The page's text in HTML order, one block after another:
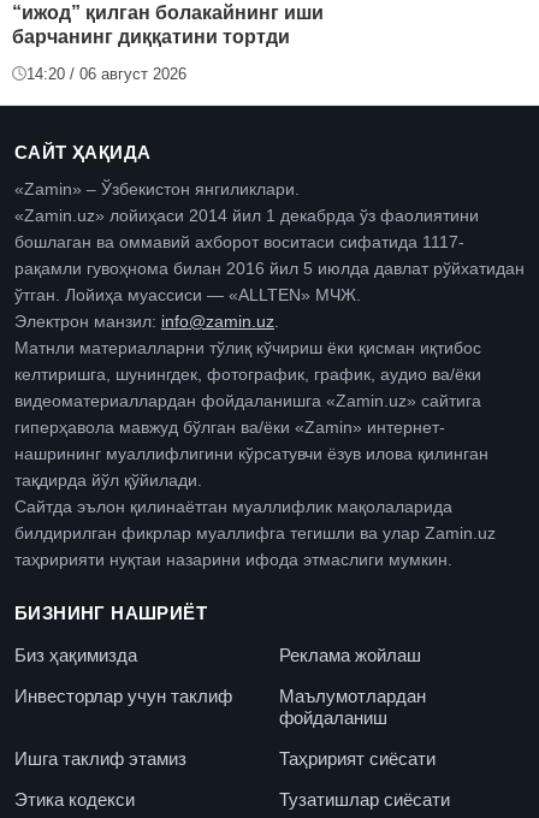
“ижод” қилган болакайнинг иши
барчанинг диққатини тортди
14:20 / 06 август 2026
САЙТ ҲАҚИДА
«Zamin» – Ўзбекистон янгиликлари.
«Zamin.uz» лойиҳаси 2014 йил 1 декабрда ўз фаолиятини
бошлаган ва оммавий ахборот воситаси сифатида 1117-
рақамли гувоҳнома билан 2016 йил 5 июлда давлат рўйхатидан
ўтган. Лойиҳа муассиси — «ALLTEN» МЧЖ.
Электрон манзил: info@zamin.uz
Матнли материалларни тўлиқ кўчириш ёки қисман иқтибос
келтиришга, шунингдек, фотографик, график, аудио ва/ёки
видеоматериаллардан фойдаланишга «Zamin.uz» сайтига
гиперҳавола мавжуд бўлган ва/ёки «Zamin» интернет-
нашрининг муаллифлигини кўрсатувчи ёзув илова қилинган
тақдирда йўл қўйилади.
Сайтда эълон қилинаётган муаллифлик мақолаларида
билдирилган фикрлар муаллифга тегишли ва улар Zamin.uz
таҳририяти нуқтаи назарини ифода этмаслиги мумкин.
БИЗНИНГ НАШРИЁТ
Биз ҳақимизда
Реклама жойлаш
Инвесторлар учун таклиф
Маълумотлардан
фойдаланиш
Ишга таклиф этамиз
Таҳририят сиёсати
Этика кодекси
Тузатишлар сиёсати